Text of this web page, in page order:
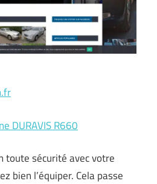
DURAVIS R660
toute sécurité avec votre
bien l’équiper. Cela passe